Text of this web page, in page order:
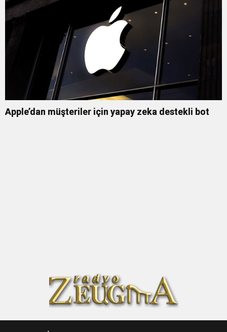
Apple’dan müşteriler için yapay zeka destekli bot